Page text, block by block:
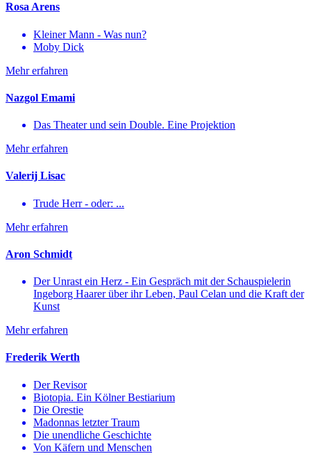
Rosa Arens
Kleiner Mann - Was nun?
Moby Dick
Mehr erfahren
Nazgol Emami
Das Theater und sein Double. Eine Projektion
Mehr erfahren
Valerij Lisac
Trude Herr - oder: ...
Mehr erfahren
Aron Schmidt
Der Unrast ein Herz - Ein Gespräch mit der Schauspielerin
Ingeborg Haarer über ihr Leben, Paul Celan und die Kraft der
Kunst
Mehr erfahren
Frederik Werth
Der Revisor
Biotopia. Ein Kölner Bestiarium
Die Orestie
Madonnas letzter Traum
Die unendliche Geschichte
Von Käfern und Menschen